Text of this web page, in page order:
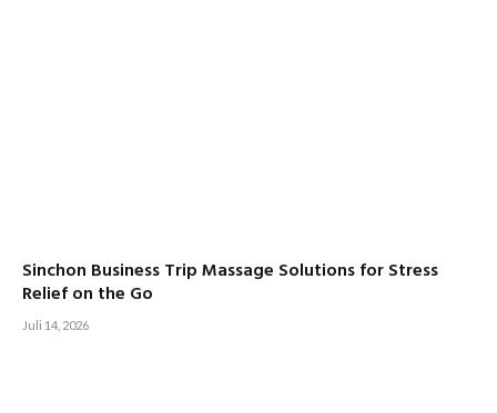
Sinchon Business Trip Massage Solutions for Stress
Relief on the Go
Juli 14, 2026